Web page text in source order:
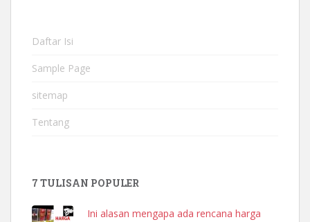
Daftar Isi
Sample Page
sitemap
Tentang
7 TULISAN POPULER
Ini alasan mengapa ada rencana harga